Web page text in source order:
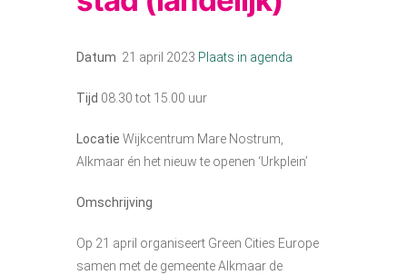
Datum 21 april 2023 Plaats in agenda
Tijd 08.30 tot 15.00 uur
Locatie Wijkcentrum Mare Nostrum,
Alkmaar én het nieuw te openen ‘Urkplein’
Omschrijving
Op 21 april organiseert Green Cities Europe
samen met de gemeente Alkmaar de